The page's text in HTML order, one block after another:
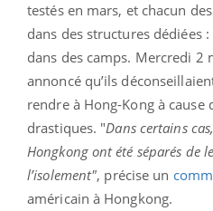
testés en mars, et chacun
dans des structures dédiées
dans des camps. Mercredi 2
annoncé qu’ils
rendre à Hong-Kong à cause
drastiques. "Dans certains
Hongkong ont été séparés de
l’isolement", précise un
américain à Hongkong.